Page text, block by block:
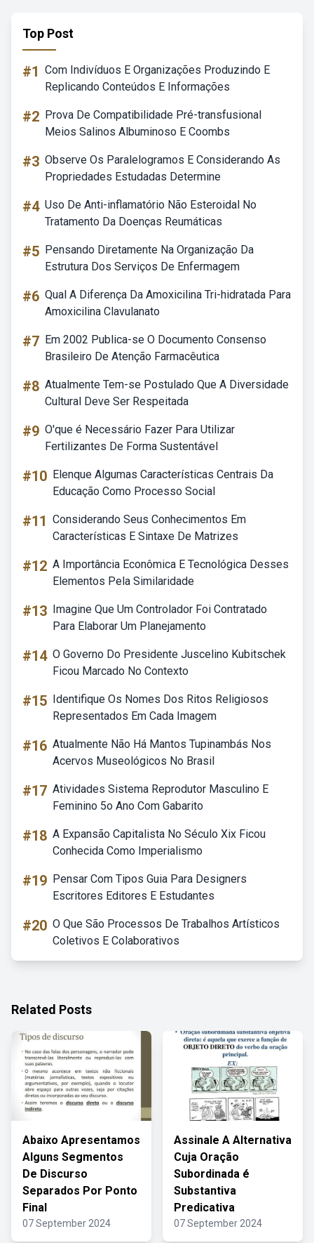
Top Post
#1 Com Indivíduos E Organizações Produzindo E
Replicando Conteúdos E Informações
#2 Prova De Compatibilidade Pré-transfusional
Meios Salinos Albuminoso E Coombs
#3 Observe Os Paralelogramos E Considerando As
Propriedades Estudadas Determine
#4 Uso De Anti-inflamatório Não Esteroidal No
Tratamento Da Doenças Reumáticas
#5 Pensando Diretamente Na Organização Da
Estrutura Dos Serviços De Enfermagem
#6 Qual A Diferença Da Amoxicilina Tri-hidratada Para
Amoxicilina Clavulanato
#7 Em 2002 Publica-se O Documento Consenso
Brasileiro De Atenção Farmacêutica
#8 Atualmente Tem-se Postulado Que A Diversidade
Cultural Deve Ser Respeitada
#9 O'que é Necessário Fazer Para Utilizar
Fertilizantes De Forma Sustentável
#10 Elenque Algumas Características Centrais Da
Educação Como Processo Social
#11 Considerando Seus Conhecimentos Em
Características E Sintaxe De Matrizes
#12 A Importância Econômica E Tecnológica Desses
Elementos Pela Similaridade
#13 Imagine Que Um Controlador Foi Contratado
Para Elaborar Um Planejamento
#14 O Governo Do Presidente Juscelino Kubitschek
Ficou Marcado No Contexto
#15 Identifique Os Nomes Dos Ritos Religiosos
Representados Em Cada Imagem
#16 Atualmente Não Há Mantos Tupinambás Nos
Acervos Museológicos No Brasil
#17 Atividades Sistema Reprodutor Masculino E
Feminino 5o Ano Com Gabarito
#18 A Expansão Capitalista No Século Xix Ficou
Conhecida Como Imperialismo
#19 Pensar Com Tipos Guia Para Designers
Escritores Editores E Estudantes
#20 O Que São Processos De Trabalhos Artísticos
Coletivos E Colaborativos
Related Posts
Abaixo Apresentamos
Alguns Segmentos
De Discurso
Separados Por Ponto
Final
07 September 2024
Assinale A Alternativa
Cuja Oração
Subordinada é
Substantiva
Predicativa
07 September 2024